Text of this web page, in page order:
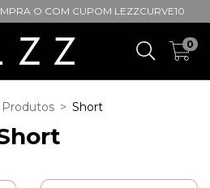
O COM CUPOM LEZZCURVE10
0
Produtos > Short